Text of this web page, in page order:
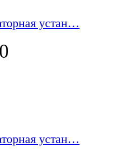
устан…
устан…